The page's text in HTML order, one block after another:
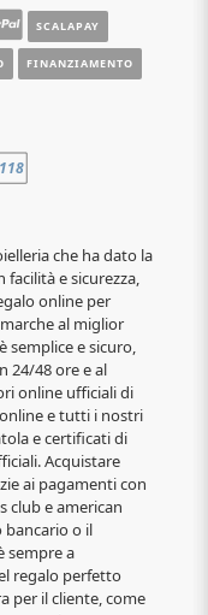
SCALAPAY
FINANZIAMENTO
che ha dato la
facilità e sicurezza,
online per
al miglior
semplice e sicuro,
24/48 ore e al
online ufficiali di
e tutti i nostri
e certificati di
Acquistare
ai pagamenti con
club e american
bancario o il
sempre a
regalo perfetto
per il cliente, come